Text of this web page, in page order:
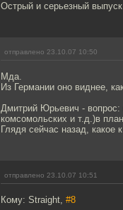
Острый и серьезный
отправлено 23.10.07 10:50
Мда.
Из Германии оно виднее,
Дмитрий Юрьевич - вопрос:
комсомольских и т.д.)в
Глядя сейчас назад,
отправлено 23.10.07 10:51
Кому: Straight, #8